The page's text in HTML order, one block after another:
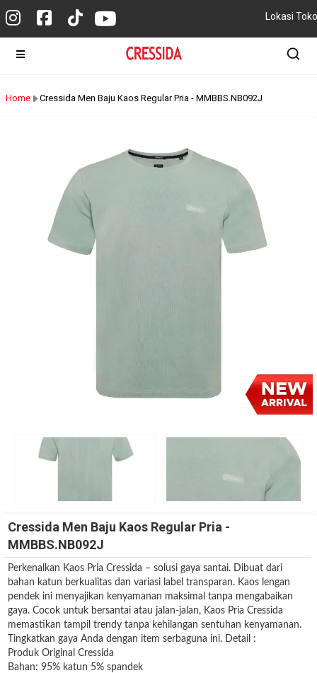
Lokasi Toko
Home Cressida Men Baju Kaos Regular Pria - MMBBS.NB092J
Cressida Men Baju Kaos Regular Pria -
MMBBS.NB092J
Perkenalkan Kaos Pria Cressida – solusi gaya santai. Dibuat dari
bahan katun berkualitas dan variasi label transparan. Kaos lengan
pendek ini menyajikan kenyamanan maksimal tanpa mengabaikan
gaya. Cocok untuk bersantai atau jalan-jalan, Kaos Pria Cressida
memastikan tampil trendy tanpa kehilangan sentuhan kenyamanan.
Tingkatkan gaya Anda dengan item serbaguna ini. Detail :
Produk Original Cressida
Bahan: 95% katun 5% spandek